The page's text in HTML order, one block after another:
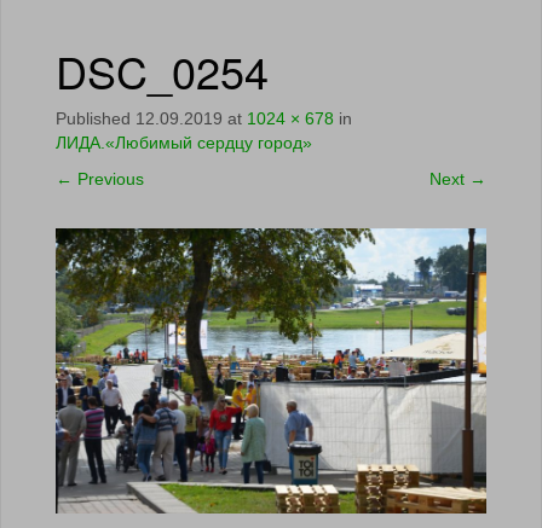
DSC_0254
Published 12.09.2019 at 1024 × 678 in
ЛИДА.«Любимый сердцу город»
← Previous Next →